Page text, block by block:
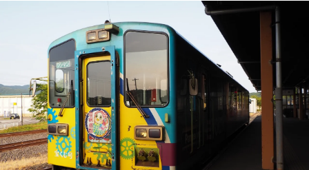
イベント・グッズ
YouTube
会社情報